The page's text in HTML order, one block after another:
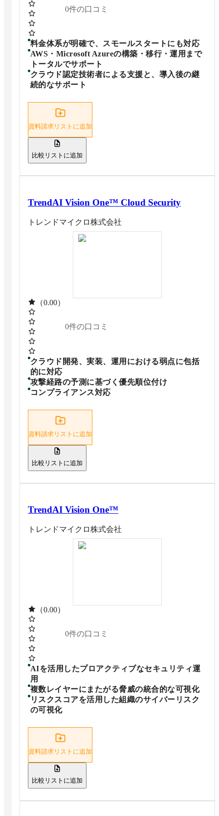
0件の口コミ
料金体系が明確で、スモールスタートにも対応
AWS・Microsoft Azureの構築・移行・運用まで
トータルでサポート
クラウド認定技術者による支援と、導入後の継
続的なサポート
資料請求リストに追加
比較リストに追加
TrendAI Vision One™ Cloud Security
トレンドマイクロ株式会社
（0.00）
0件の口コミ
クラウド開発、実装、運用における弱点に包括
的に対応
攻撃経路の予測に基づく優先順位付け
コンプライアンス対応
資料請求リストに追加
比較リストに追加
TrendAI Vision One™
トレンドマイクロ株式会社
（0.00）
0件の口コミ
AIを活用したプロアクティブなセキュリティ運
用
複数レイヤーにまたがる脅威の統合的な可視化
リスクスコアを活用した組織のサイバーリスク
の可視化
資料請求リストに追加
比較リストに追加